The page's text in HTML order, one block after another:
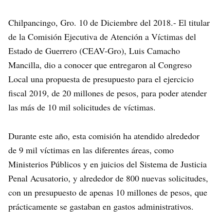
Chilpancingo, Gro. 10 de Diciembre del 2018.- El titular
de la Comisión Ejecutiva de Atención a Víctimas del
Estado de Guerrero (CEAV-Gro), Luis Camacho
Mancilla, dio a conocer que entregaron al Congreso
Local una propuesta de presupuesto para el ejercicio
fiscal 2019, de 20 millones de pesos, para poder atender
las más de 10 mil solicitudes de víctimas.
Durante este año, esta comisión ha atendido alrededor
de 9 mil víctimas en las diferentes áreas, como
Ministerios Públicos y en juicios del Sistema de Justicia
Penal Acusatorio, y alrededor de 800 nuevas solicitudes,
con un presupuesto de apenas 10 millones de pesos, que
prácticamente se gastaban en gastos administrativos.